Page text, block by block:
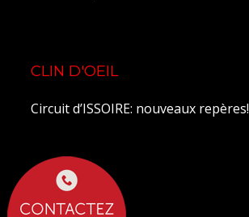
CLIN D'OEIL
Circuit d’ISSOIRE: nouveaux repères!